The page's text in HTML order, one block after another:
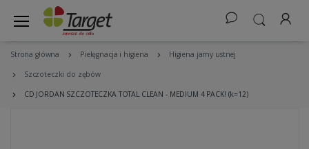
Strona główna Pielęgnacja i higiena Higiena jamy ustnej
Szczoteczki do zębów
CD JORDAN SZCZOTECZKA TOTAL CLEAN - MEDIUM 4 PACK! (k=12)